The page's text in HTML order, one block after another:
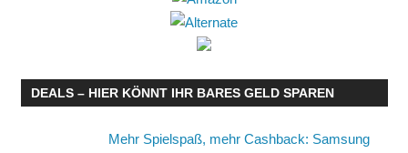
DEALS – HIER KÖNNT IHR BARES GELD SPAREN
Mehr Spielspaß, mehr Cashback: Samsung